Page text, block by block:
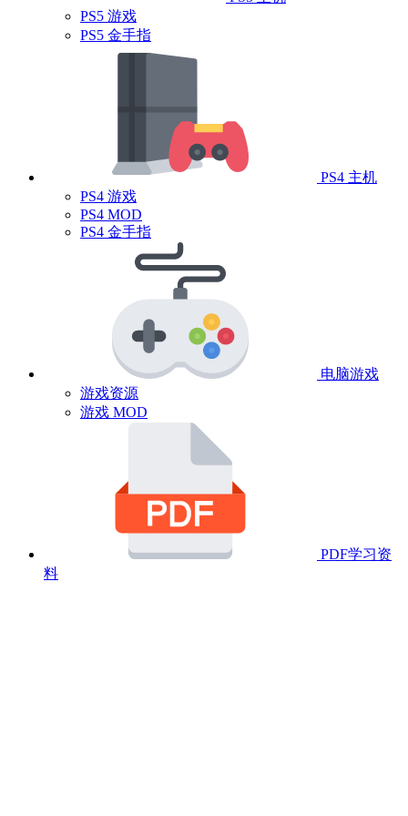
PS5 游戏
PS5 金手指
PS4 主机
PS4 游戏
PS4 MOD
PS4 金手指
电脑游戏
游戏资源
游戏 MOD
PDF学习资
料